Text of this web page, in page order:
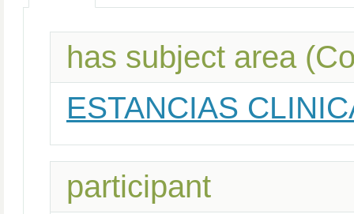
has subject area
ESTANCIAS
participant